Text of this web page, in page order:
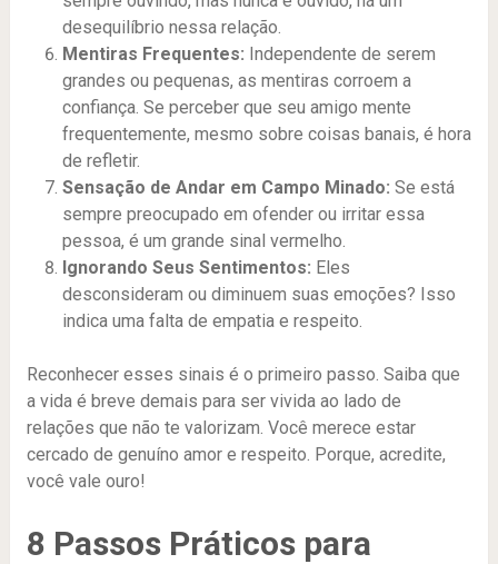
desequilíbrio nessa relação.
Mentiras Frequentes: Independente de serem
grandes ou pequenas, as mentiras corroem a
confiança. Se perceber que seu amigo mente
frequentemente, mesmo sobre coisas banais, é hora
de refletir.
Sensação de Andar em Campo Minado: Se está
sempre preocupado em ofender ou irritar essa
pessoa, é um grande sinal vermelho.
Ignorando Seus Sentimentos: Eles
desconsideram ou diminuem suas emoções? Isso
indica uma falta de empatia e respeito.
Reconhecer esses sinais é o primeiro passo. Saiba que
a vida é breve demais para ser vivida ao lado de
relações que não te valorizam. Você merece estar
cercado de genuíno amor e respeito. Porque, acredite,
você vale ouro!
8 Passos Práticos para